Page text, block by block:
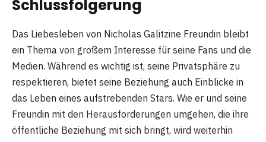
Schlussfolgerung
Das Liebesleben von Nicholas Galitzine Freundin bleibt
ein Thema von großem Interesse für seine Fans und die
Medien. Während es wichtig ist, seine Privatsphäre zu
respektieren, bietet seine Beziehung auch Einblicke in
das Leben eines aufstrebenden Stars. Wie er und seine
Freundin mit den Herausforderungen umgehen, die ihre
öffentliche Beziehung mit sich bringt, wird weiterhin